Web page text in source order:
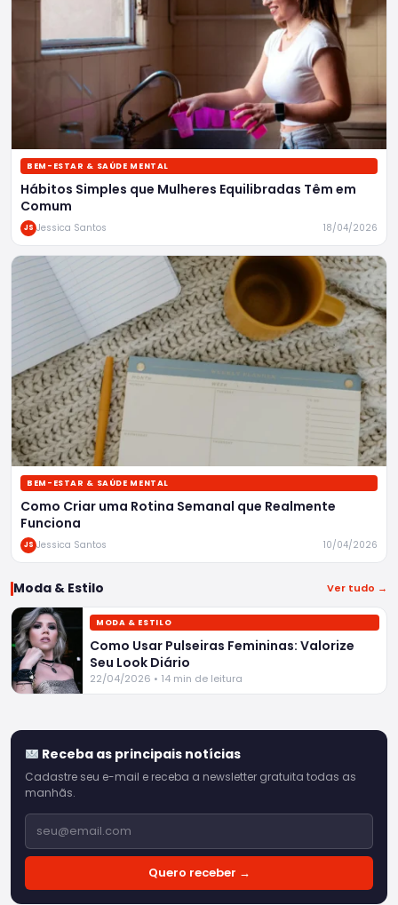
BEM-ESTAR & SAÚDE MENTAL
Hábitos Simples que Mulheres Equilibradas Têm em
Comum
JS Jessica Santos 18/04/2026
BEM-ESTAR & SAÚDE MENTAL
Como Criar uma Rotina Semanal que Realmente
Funciona
JS Jessica Santos 10/04/2026
Moda & Estilo Ver tudo →
MODA & ESTILO
Como Usar Pulseiras Femininas: Valorize
Seu Look Diário
22/04/2026 • 14 min de leitura
Receba as principais notícias
Cadastre seu e-mail e receba a newsletter gratuita todas as
manhãs.
Quero receber →